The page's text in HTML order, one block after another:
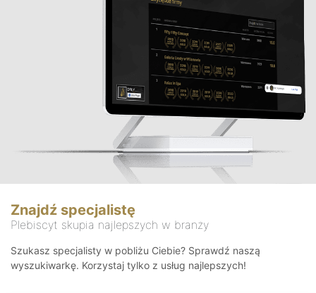
Znajdź specjalistę
Plebiscyt skupia najlepszych w branży
Szukasz specjalisty w pobliżu Ciebie? Sprawdź naszą
wyszukiwarkę. Korzystaj tylko z usług najlepszych!